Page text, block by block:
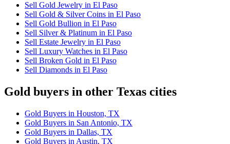
Sell Gold Jewelry in El Paso
Sell Gold & Silver Coins in El Paso
Sell Gold Bullion in El Paso
Sell Silver & Platinum in El Paso
Sell Estate Jewelry in El Paso
Sell Luxury Watches in El Paso
Sell Broken Gold in El Paso
Sell Diamonds in El Paso
Gold buyers in other Texas cities
Gold Buyers in Houston, TX
Gold Buyers in San Antonio, TX
Gold Buyers in Dallas, TX
Gold Buyers in Austin, TX